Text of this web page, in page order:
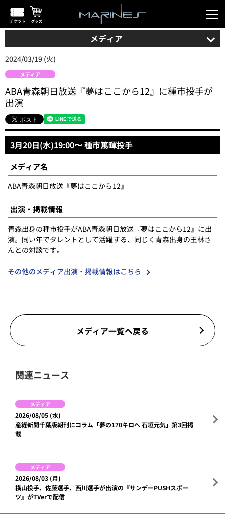
メディア
2024/03/19 (火)
メディア
ABA青森朝日放送『夢はここから12』に種市投手が
出演
3月20日(水)19:00〜 種市篤暉投手
メディア名
ABA青森朝日放送『夢はここから12』
出演・掲載情報
青森出身の種市投手がABA青森朝日放送『夢はここから12』に出
演。同い年でタレントとして活躍する、同じく青森出身の王林さ
んとの対談です。
その他のメディア出演・掲載情報はこちら
メディア一覧へ戻る
関連ニュース
メディア
2026/08/05 (水)
産経新聞千葉版朝刊にコラム「夢の170キロへ 石垣元気」第3回掲
載
メディア
2026/08/03 (月)
横山投手、佐藤選手、西川選手が出演の『サンデーPUSHスポー
ツ』がTVerで配信